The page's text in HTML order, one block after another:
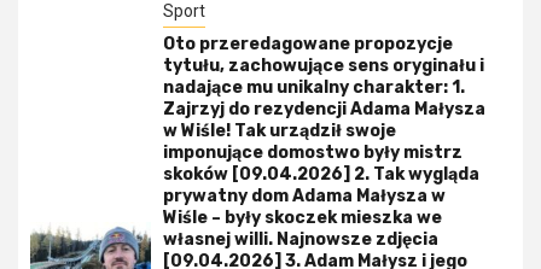
Sport
Oto przeredagowane propozycje
tytułu, zachowujące sens oryginału i
nadające mu unikalny charakter: 1.
Zajrzyj do rezydencji Adama Małysza
w Wiśle! Tak urządził swoje
imponujące domostwo były mistrz
skoków [09.04.2026] 2. Tak wygląda
prywatny dom Adama Małysza w
Wiśle – były skoczek mieszka we
własnej willi. Najnowsze zdjęcia
[09.04.2026] 3. Adam Małysz i jego